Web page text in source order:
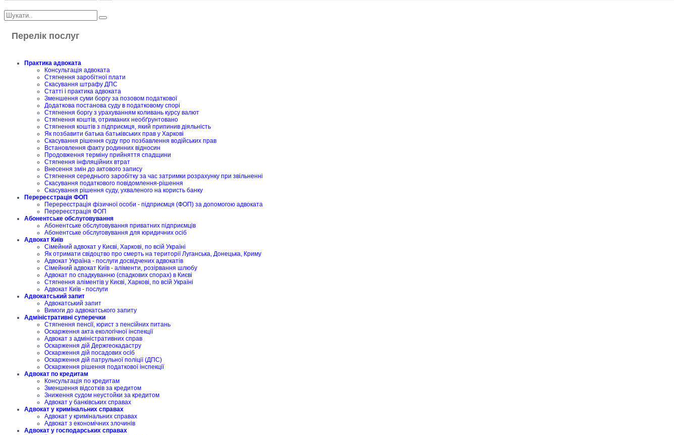
Перелік послуг
Практика адвоката
Консультація адвоката
Стягнення заробітної плати
Скасування штрафу ДПС
Статті і практика адвоката
Зменшення суми боргу за позовом податкової
Додаткова постанова суду в податковому спорі
Стягнення боргу з урахуванням коливань курсу валют
Стягнення коштів, отриманих необґрунтовано
Стягнення коштів з підприємця, який припинив діяльність
Як позбавити батька батьківських прав у Харкові
Скасування рішення суду про позбавлення водійських прав
Встановлення факту родинних відносин
Продовження терміну прийняття спадщини
Стягнення інфляційних втрат
Внесення змін до актового запису
Стягнення середнього заробітку за час затримки розрахунку при звільненні
Скасування податкового повідомлення-рішення
Скасування рішення суду, ухваленого на користь банку
Перереєстрація ФОП
Перереєстрація фізичної особи - підприємця (ФОП) за допомогою адвоката
Перереєстрація ФОП
Абонентське обслуговування
Абонентське обслуговування приватних підприємців
Абонентське обслуговування для юридичних осіб
Адвокат Київ
Сімейний адвокат у Києві, Харкові, по всій Україні
Як отримати свідоцтво про смерть на території Луганська, Донецька, Криму
Адвокат Україна - послуги досвідчених адвокатів
Сімейний адвокат Київ - аліменти, розірвання шлюбу
Адвокат по спадкуванню (спадкових спорах) в Києві
Стягнення аліментів у Києві, Харкові, по всій Україні
Адвокат Київ - послуги
Адвокатський запит
Адвокатський запит
Вимоги до адвокатського запиту
Адміністративні суперечки
Стягнення пенсії, юрист з пенсійних питань
Оскарження акта екологічної інспекції
Адвокат з адміністративних справ
Оскарження дій Держгеокадастру
Оскарження дій посадових осіб
Оскарження дій патрульної поліції (ДПС)
Оскарження рішення податкової інспекції
Адвокат по кредитам
Консультація по кредитам
Зменшення відсотків за кредитом
Зниження судом неустойки за кредитом
Адвокат у банківських справах
Адвокат у кримінальних справах
Адвокат у кримінальних справах
Адвокат з економічних злочинів
Адвокат у господарських справах